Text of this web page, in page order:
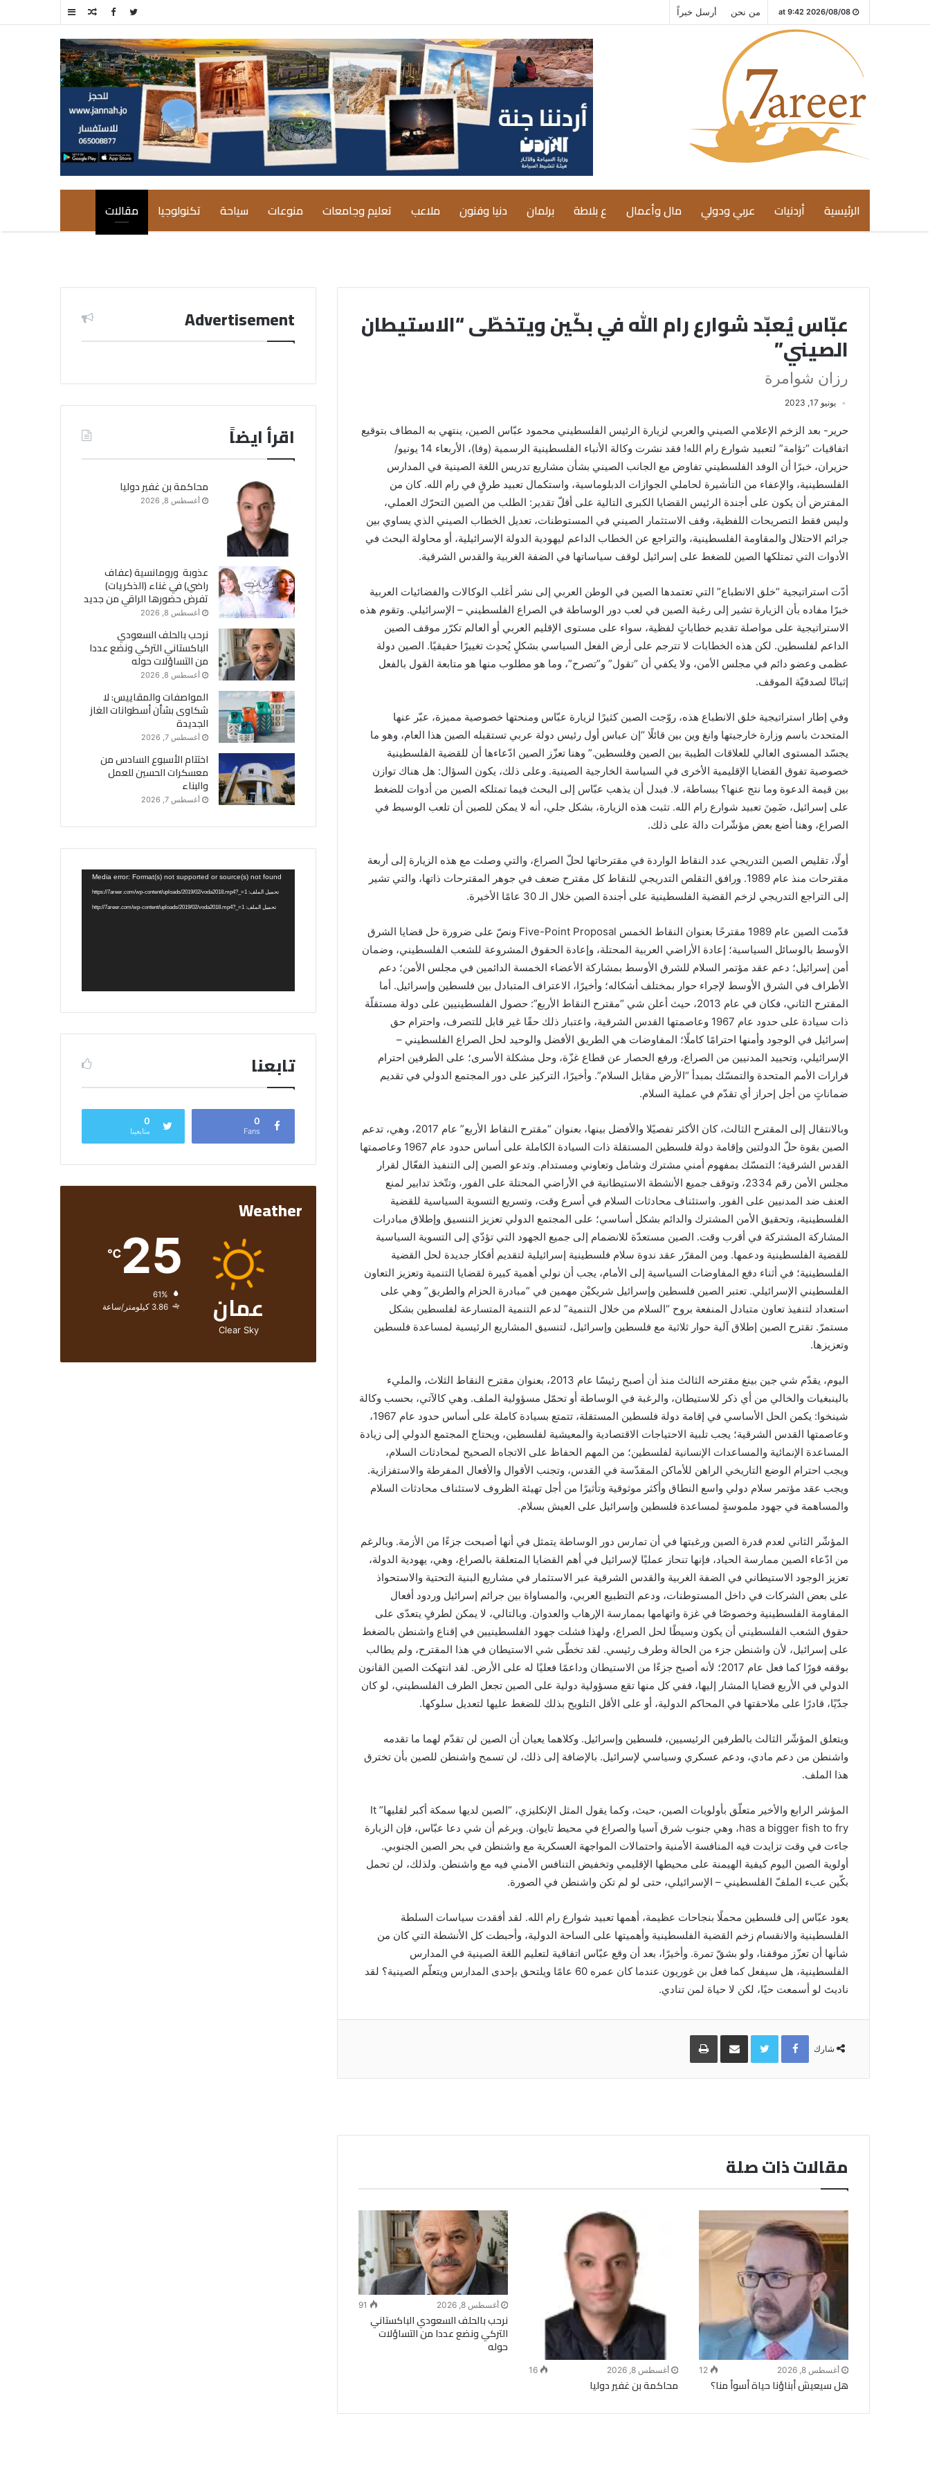
2026/08/08 at 9:42 من نحن أرسل خبراً إضافة
جانبي
مقال
الرئيسية أردنيات عربي ودولي مال وأعمال ع بلاطة برلمان دنيا وفنون ملاعب تعليم وجامعات منوعات سياحة تكنولوجيا مقالات
عبّاس يُعبّد شوارع رام الله في بكّين ويتخطّى “الاستيطان
الصيني”
رزان شوامرة
يونيو 17, 2023
حرير- بعد الزخم الإعلامي الصيني والعربي لزيارة الرئيس الفلسطيني محمود عبّاس الصين، ينتهي به المطاف بتوقيع
اتفاقيات “تؤامة” لتعبيد شوارع رام الله! فقد نشرت وكالة الأنباء الفلسطينية الرسمية (وفا)، الأربعاء 14 يونيو/
حزيران، خبرًا أن الوفد الفلسطيني تفاوض مع الجانب الصيني بشأن مشاريع تدريس اللغة الصينية في المدارس
الفلسطينية، والإعفاء من التأشيرة لحاملي الجوازات الدبلوماسية، واستكمال تعبيد طرقٍ في رام الله. كان من
المفترض أن يكون على أجندة الرئيس القضايا الكبرى التالية على أقلّ تقدير: الطلب من الصين التحرّك العملي،
وليس فقط التصريحات اللفظية، وقف الاستثمار الصيني في المستوطنات، تعديل الخطاب الصيني الذي يساوي بين
جرائم الاحتلال والمقاومة الفلسطينية، والتراجع عن الخطاب الداعم ليهودية الدولة الإسرائيلية، أو محاولة البحث في
الأدوات التي تمتلكها الصين للضغط على إسرائيل لوقف سياساتها في الضفة الغربية والقدس الشرقية.
أدّت استراتيجية “خلق الانطباع” التي تعتمدها الصين في الوطن العربي إلى نشر أغلب الوكالات والفضائيات العربية
خبرًا مفاده بأن الزيارة تشير إلى رغبة الصين في لعب دور الوساطة في الصراع الفلسطيني – الإسرائيلي. وتقوم هذه
الاستراتيجية على مواصلة تقديم خطاباتٍ لفظية، سواء على مستوى الإقليم العربي أو العالم تكرّر موقف الصين
الداعم لفلسطين. لكن هذه الخطابات لا تترجم على أرض الفعل السياسي بشكلٍ يُحدِث تغييرًا حقيقيًا. الصين دولة
عظمى وعضو دائم في مجلس الأمن، ولا يكفي أن “تقول” و”تصرح”، وما هو مطلوب منها هو متابعة القول بالفعل
إثباتًا لصدقيّة الموقف.
وفي إطار استراتيجية خلق الانطباع هذه، روّجت الصين كثيرًا لزيارة عبّاس ومنحتها خصوصية مميزة، عبّر عنها
المتحدث باسم وزارة خارجيتها وانغ وين بين قائلًا “إن عباس أول رئيس دولة عربي تستقبله الصين هذا العام، وهو ما
يجسّد المستوى العالي للعلاقات الطيبة بين الصين وفلسطين.” وهنا تعزّز الصين ادّعاءها أن للقضية الفلسطينية
خصوصية تفوق القضايا الإقليمية الأخرى في السياسة الخارجية الصينية. وعلى ذلك، يكون السؤال: هل هناك توازن
بين قيمة الدعوة وما نتج عنها؟ ببساطة، لا. فبدل أن يذهب عبّاس إلى البحث فيما تمتلكه الصين من أدوات للضغط
على إسرائيل، ضَمِنَ تعبيد شوارع رام الله. تثبت هذه الزيارة، بشكل جلي، أنه لا يمكن للصين أن تلعب الوسيط في
الصراع، وهنا أضع بعض مؤشّرات دالة على ذلك.
أولًا، تقليص الصين التدريجي عدد النقاط الواردة في مقترحاتها لحلّ الصراع، والتي وصلت مع هذه الزيارة إلى أربعة
مقترحات منذ عام 1989. ورافق التقلص التدريجي للنقاط كل مقترح ضعف في جوهر المقترحات ذاتها، والتي تشير
إلى التراجع التدريجي لزخم القضية الفلسطينية على أجندة الصين خلال الـ 30 عامًا الأخيرة.
قدّمت الصين عام 1989 مقترحًا بعنوان النقاط الخمس Five-Point Proposal ونصّ على ضرورة حل قضايا الشرق
الأوسط بالوسائل السياسية؛ إعادة الأراضي العربية المحتلة، وإعادة الحقوق المشروعة للشعب الفلسطيني، وضمان
أمن إسرائيل؛ دعم عقد مؤتمر السلام للشرق الأوسط بمشاركة الأعضاء الخمسة الدائمين في مجلس الأمن؛ دعم
الأطراف في الشرق الأوسط لإجراء حوار بمختلف أشكاله؛ وأخيرًا، الاعتراف المتبادل بين فلسطين وإسرائيل. أما
المقترح الثاني، فكان في عام 2013، حيث أعلن شي “مقترح النقاط الأربع”: حصول الفلسطينيين على دولة مستقلّة
ذات سيادة على حدود عام 1967 وعاصمتها القدس الشرقية، واعتبار ذلك حقًا غير قابل للتصرف، واحترام حق
إسرائيل في الوجود وأمنها احترامًا كاملًا؛ المفاوضات هي الطريق الأفضل والوحيد لحل الصراع الفلسطيني –
الإسرائيلي، وتحييد المدنيين من الصراع، ورفع الحصار عن قطاع غزّة، وحل مشكلة الأسرى؛ على الطرفين احترام
قرارات الأمم المتحدة والتمسّك بمبدأ “الأرض مقابل السلام”. وأخيرًا، التركيز على دور المجتمع الدولي في تقديم
ضماناتٍ من أجل إحراز أي تقدّم في عملية السلام.
وبالانتقال إلى المقترح الثالث، كان الأكثر تفصيًلا والأفضل بينها، بعنوان “مقترح النقاط الأربع” عام 2017، وهي، تدعم
الصين بقوة حلّ الدولتين وإقامة دولة فلسطين المستقلة ذات السيادة الكاملة على أساس حدود عام 1967 وعاصمتها
القدس الشرقية؛ التمسّك بمفهوم أمني مشترك وشامل وتعاوني ومستدام. وتدعو الصين إلى التنفيذ الفعّال لقرار
مجلس الأمن رقم 2334، وتوقف جميع الأنشطة الاستيطانية في الأراضي المحتلة على الفور، وتتّخذ تدابير لمنع
العنف ضد المدنيين على الفور. واستئناف محادثات السلام في أسرع وقت، وتسريع التسوية السياسية للقضية
الفلسطينية، وتحقيق الأمن المشترك والدائم بشكل أساسي؛ على المجتمع الدولي تعزيز التنسيق وإطلاق مبادرات
المشاركة المشتركة في أقرب وقت. الصين مستعدّة للانضمام إلى جميع الجهود التي تؤدّي إلى التسوية السياسية
للقضية الفلسطينية ودعمها. ومن المقرّر عقد ندوة سلام فلسطينية إسرائيلية لتقديم أفكار جديدة لحل القضية
الفلسطينية؛ في أثناء دفع المفاوضات السياسية إلى الأمام، يجب أن نولي أهمية كبيرة لقضايا التنمية وتعزيز التعاون
الفلسطيني الإسرائيلي. تعتبر الصين فلسطين وإسرائيل شريكيْن مهمين في “مبادرة الحزام والطريق” وهي على
استعداد لتنفيذ تعاون متبادل المنفعة بروح “السلام من خلال التنمية” لدعم التنمية المتسارعة لفلسطين بشكل
مستمرّ. تقترح الصين إطلاق آلية حوار ثلاثية مع فلسطين وإسرائيل، لتنسيق المشاريع الرئيسية لمساعدة فلسطين
وتعزيزها.
اليوم، يقدّم شي جين بينغ مقترحه الثالث منذ أن أصبح رئيسًا عام 2013، بعنوان مقترح النقاط الثلاث، والمليء
بالينبغيات والخالي من أي ذكر للاستيطان، والرغبة في الوساطة أو تحمّل مسؤولية الملف. وهي كالآتي، بحسب وكالة
شينخوا: يكمن الحل الأساسي في إقامة دولة فلسطين المستقلة، تتمتع بسيادة كاملة على أساس حدود عام 1967،
وعاصمتها القدس الشرقية؛ يجب تلبية الاحتياجات الاقتصادية والمعيشية لفلسطين، ويحتاج المجتمع الدولي إلى زيادة
المساعدة الإنمائية والمساعدات الإنسانية لفلسطين؛ من المهم الحفاظ على الاتجاه الصحيح لمحادثات السلام،
ويجب احترام الوضع التاريخي الراهن للأماكن المقدّسة في القدس، وتجنب الأقوال والأفعال المفرطة والاستفزازية.
ويجب عقد مؤتمر سلام دولي واسع النطاق وأكثر موثوقية وتأثيرًا من أجل تهيئة الظروف لاستئناف محادثات السلام
والمساهمة في جهود ملموسةٍ لمساعدة فلسطين وإسرائيل على العيش بسلام.
المؤشّر الثاني لعدم قدرة الصين ورغبتها في أن تمارس دور الوساطة يتمثل في أنها أصبحت جزءًا من الأزمة. وبالرغم
من ادّعاء الصين ممارسة الحياد، فإنها تنحاز عمليًا لإسرائيل في أهم القضايا المتعلقة بالصراع، وهي، يهودية الدولة،
تعزيز الوجود الاستيطاني في الضفة الغربية والقدس الشرقية عبر الاستثمار في مشاريع البنية التحتية والاستحواذ
على بعض الشركات في داخل المستوطنات، ودعم التطبيع العربي، والمساواة بين جرائم إسرائيل وردود أفعال
المقاومة الفلسطينية وخصوصًا في غزة واتهامها بممارسة الإرهاب والعدوان. وبالتالي، لا يمكن لطرفٍ يتعدّى على
حقوق الشعب الفلسطيني أن يكون وسيطًا لحل الصراع، ولهذا فشلت جهود الفلسطينيين في إقناع واشنطن بالضغط
على إسرائيل، لأن واشنطن جزء من الحالة وطرف رئيسي. لقد تخطّى شي الاستيطان في هذا المقترح، ولم يطالب
بوقفه فورًا كما فعل عام 2017؛ لأنه أصبح جزءًا من الاستيطان وداعمًا فعليًا له على الأرض. لقد انتهكت الصين القانون
الدولي في الأربع قضايا المشار إليها، ففي كل منها تقع مسؤولية دولية على الصين تجعل الطرف الفلسطيني، لو كان
جدّيًا، قادرًا على ملاحقتها في المحاكم الدولية، أو على الأقل التلويح بذلك للضغط عليها لتعديل سلوكها.
ويتعلق المؤشّر الثالث بالطرفين الرئيسيين، فلسطين وإسرائيل. وكلاهما يعيان أن الصين لن تقدّم لهما ما تقدمه
واشنطن من دعم مادي، ودعم عسكري وسياسي لإسرائيل. بالإضافة إلى ذلك، لن تسمح واشنطن للصين بأن تخترق
هذا الملف.
المؤشر الرابع والأخير متعلّق بأولويات الصين، حيث، وكما يقول المثل الإنكليزي، “الصين لديها سمكة أكبر لقليها” It
has a bigger fish to fry، وهي جنوب شرق آسيا والصراع في محيط تايوان. وبرغم أن شي دعا عبّاس، فإن الزيارة
جاءت في وقت تزايدت فيه المنافسة الأمنية واحتمالات المواجهة العسكرية مع واشنطن في بحر الصين الجنوبي.
أولوية الصين اليوم كيفية الهيمنة على محيطها الإقليمي وتخفيض التنافس الأمني فيه مع واشنطن. ولذلك، لن تحمل
بكّين عبء الملفّ الفلسطيني – الإسرائيلي، حتى لو لم تكن واشنطن في الصورة.
يعود عبّاس إلى فلسطين محملًا بنجاحات عظيمة، أهمها تعبيد شوارع رام الله. لقد أفقدت سياسات السلطة
الفلسطينية والانقسام زخم القضية الفلسطينية وأهميتها على الساحة الدولية، وأحبطت كل الأنشطة التي كان من
شأنها أن تعزّز موقفنا، ولو بشقّ تمرة. وأخيرًا، بعد أن وقع عبّاس اتفاقية لتعليم اللغة الصينية في المدارس
الفلسطينية، هل سيفعل كما فعل بن غوريون عندما كان عمره 60 عامًا ويلتحق بإحدى المدارس ويتعلّم الصينية؟ لقد
ناديتَ لو أسمعت حيًا، لكن لا حياة لمن تنادي.
شارك
Facebook
Twitterمشاركة
البريد
طباعة
مقالات ذات صلة
أغسطس 8, 2026 12
هل سيعيش أبناؤنا حياة أسوأ منا؟
أغسطس 8, 2026 16
محاكمة بن غفير دوليا
أغسطس 8, 2026 91
نرحب بالحلف السعودي الباكستاني
التركي ونضع عددا من التساؤلات
حوله
Advertisement
اقرأ ايضاً
محاكمة بن غفير دوليا
أغسطس 8, 2026
عذوبة ورومانسية (عفاف
راضي) في غناء (الذكريات)
تفرض حضورها الراقي من جديد
أغسطس 8, 2026
نرحب بالحلف السعودي
الباكستاني التركي ونضع عددا
من التساؤلات حوله
أغسطس 8, 2026
المواصفات والمقاييس: لا
شكاوى بشأن أسطوانات الغاز
الجديدة
أغسطس 7, 2026
اختتام الأسبوع السادس من
معسكرات الحسين للعمل
والبناء
أغسطس 7, 2026
مشغل
الفيديو
Media error: Format(s) not supported or source(s) not found
تحميل الملف: https://7areer.com/wp-content/uploads/2019/02/voda2018.mp4?_=1
تحميل الملف: http://7areer.com/wp-content/uploads/2019/02/voda2018.mp4?_=1
تابعنا
0
Fans
0
متابعينا
Weather
عمان
Clear Sky
25
℃
الرطوبة:
الرياح: